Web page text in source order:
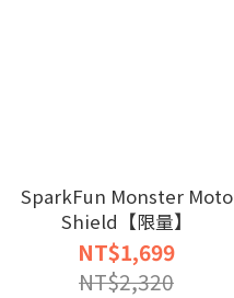
SparkFun Monster Moto
Shield【限量】
NT$1,699
NT$2,320